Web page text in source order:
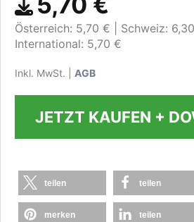
Österreich: 5,70 €
Schweiz:
International: 5,70 €
Inkl. MwSt. | AGB
JETZT KAUFEN +
teilen teilen
merken teilen